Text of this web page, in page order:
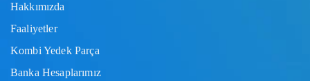
Hakkımızda
Faaliyetler
Kombi Yedek Parça
Banka Hesaplarımız